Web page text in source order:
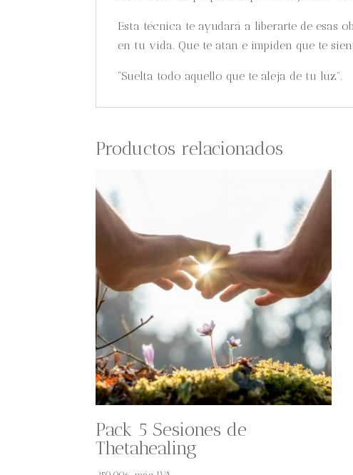
Esta técnica te ayudará a liberarte de esas
en tu vida. Que te atan e impiden que te
“Suelta todo aquello que te aleja de tu luz”.
Productos relacionados
Pack 5 Sesiones de
Thetahealing